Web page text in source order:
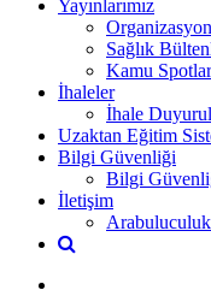
Yayınlarımız
Sağlık
Kamu
İhaleler
İhale
Uzaktan Eğitim
Bilgi Güvenliği
Bilgi
İletişim